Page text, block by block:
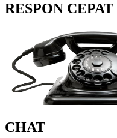
RESPON CEPAT
CHAT